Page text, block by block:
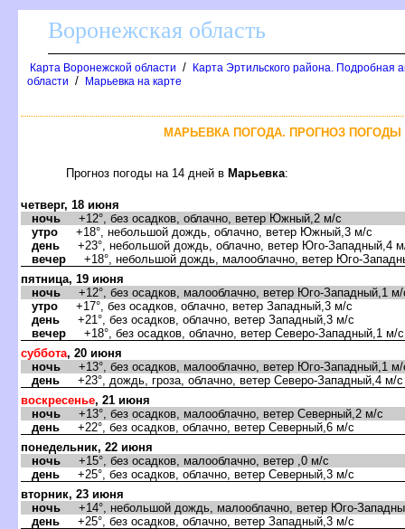
оронежская область
Карта Воронежской области /
Карта Эртильского района. Подробная
области / Марьевка на карте
МАРЬЕВКА ПОГОДА. ПРОГНОЗ
Прогноз погоды на 14 дней Марьевка:
четверг, 18 июня
ночь +12°, без осадков, облачно, ветер Южный,2 м/с
утро +18°, небольшой дождь, облачно, ветер Южный,3 м/с
день +23°, небольшой дождь, облачно, ветер Юго-Западный,4
ечер +18°, небольшой дождь, малооблачно, ветер Юго-
пятница, 19 июня
ночь +12°, без осадков, малооблачно, ветер Юго-Западный,1 м/
утро +17°, без осадков, облачно, ветер Западный,3 м/с
день +21°, без осадков, облачно, ветер Западный,3 м/с
ечер +18°, без осадков, облачно, ветер Северо-Западный,1 м/с
суббота, 20 июня
ночь +13°, без осадков, малооблачно, ветер Юго-Западный,1 м/
день +23°, дождь, гроза, облачно, ветер Северо-Западный,4 м/с
оскресенье, 21 июня
ночь +13°, без осадков, малооблачно, ветер Северный,2 м/с
день +22°, без осадков, облачно, ветер Северный,6 м/с
понедельник, 22 июня
ночь +15°, без осадков, малооблачно, ветер ,0 м/с
день +25°, без осадков, облачно, ветер Северный,3 м/с
торник, 23 июня
ночь +14°, небольшой дождь, малооблачно, ветер Юго-
день +25°, без осадков, облачно, ветер Западный,3 м/с